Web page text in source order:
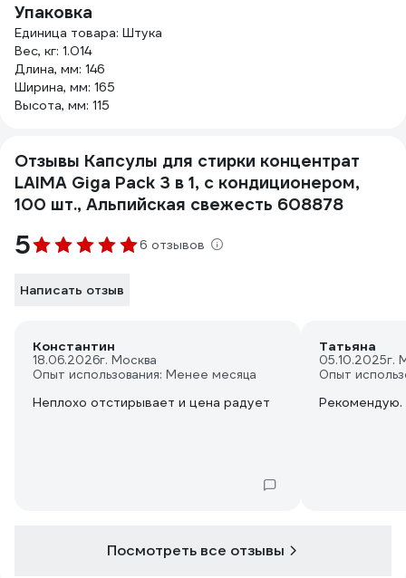
Упаковка
Единица товара: Штука
Вес, кг: 1.014
Длина, мм: 146
Ширина, мм: 165
Высота, мм: 115
Отзывы Капсулы для стирки концентрат
LAIMA Giga Pack 3 в 1, с кондиционером,
100 шт., Альпийская свежесть 608878
5 6 отзывов
Написать отзыв
Константин
18.06.2026г. Москва
Опыт использования: Менее месяца
Неплохо отстирывает и цена радует
Татьяна
05.10.2025г.
Опыт
Рекомендую.
Посмотреть все отзывы